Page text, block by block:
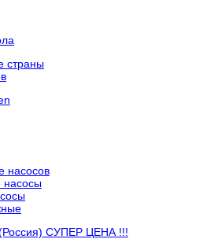
страны
насосов
насосы
СУПЕР ЦЕНА !!!